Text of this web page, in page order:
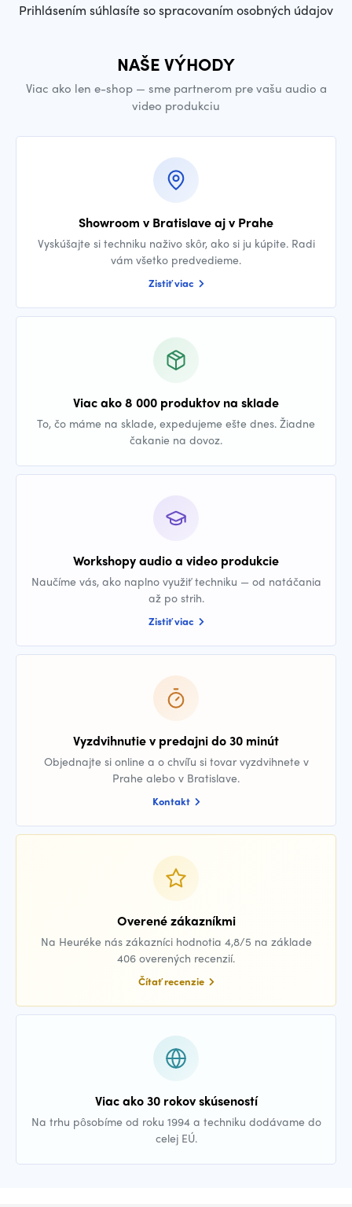
Prihlásením súhlasíte so spracovaním osobných údajov
NAŠE VÝHODY
Viac ako len e-shop — sme partnerom pre vašu audio a
video produkciu
Showroom v Bratislave aj v Prahe
Vyskúšajte si techniku naživo skôr, ako si ju kúpite. Radi
vám všetko predvedieme.
Zistiť viac
Viac ako 8 000 produktov na sklade
To, čo máme na sklade, expedujeme ešte dnes. Žiadne
čakanie na dovoz.
Workshopy audio a video produkcie
Naučíme vás, ako naplno využiť techniku — od natáčania
až po strih.
Zistiť viac
Vyzdvihnutie v predajni do 30 minút
Objednajte si online a o chvíľu si tovar vyzdvihnete v
Prahe alebo v Bratislave.
Kontakt
Overené zákazníkmi
Na Heuréke nás zákazníci hodnotia 4,8/5 na základe
406 overených recenzií.
Čítať recenzie
Viac ako 30 rokov skúseností
Na trhu pôsobíme od roku 1994 a techniku dodávame do
celej EÚ.